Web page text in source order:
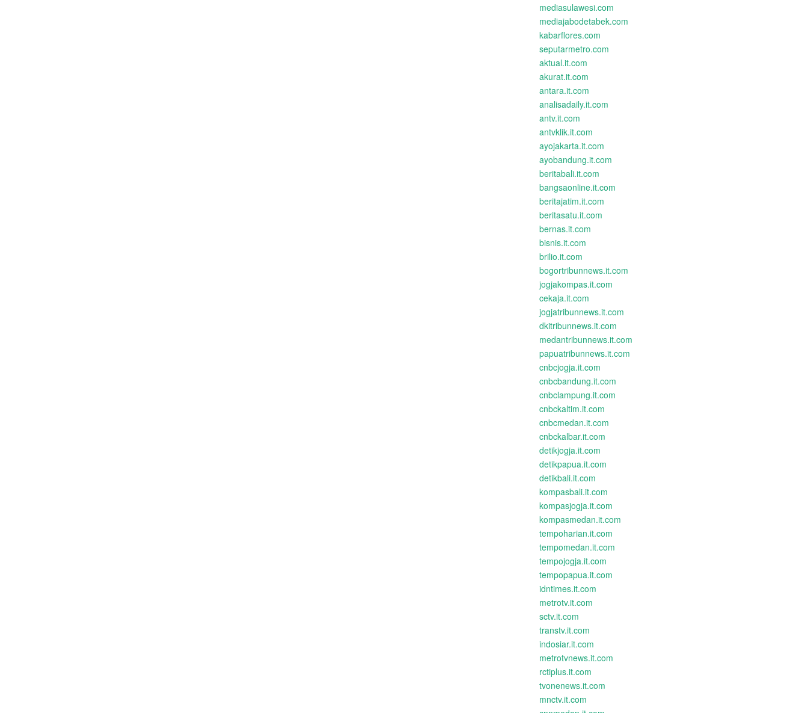
mediasulawesi.com
mediajabodetabek.com
kabarflores.com
seputarmetro.com
aktual.it.com
akurat.it.com
antara.it.com
analisadaily.it.com
antv.it.com
antvklik.it.com
ayojakarta.it.com
ayobandung.it.com
beritabali.it.com
bangsaonline.it.com
beritajatim.it.com
beritasatu.it.com
bernas.it.com
bisnis.it.com
brilio.it.com
bogortribunnews.it.com
jogjakompas.it.com
cekaja.it.com
jogjatribunnews.it.com
dkitribunnews.it.com
medantribunnews.it.com
papuatribunnews.it.com
cnbcjogja.it.com
cnbcbandung.it.com
cnbclampung.it.com
cnbckaltim.it.com
cnbcmedan.it.com
cnbckalbar.it.com
detikjogja.it.com
detikpapua.it.com
detikbali.it.com
kompasbali.it.com
kompasjogja.it.com
kompasmedan.it.com
tempoharian.it.com
tempomedan.it.com
tempojogja.it.com
tempopapua.it.com
idntimes.it.com
metrotv.it.com
sctv.it.com
transtv.it.com
indosiar.it.com
metrotvnews.it.com
rctiplus.it.com
tvonenews.it.com
mnctv.it.com